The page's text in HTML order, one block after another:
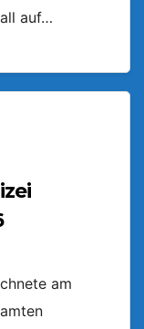
auf…
am